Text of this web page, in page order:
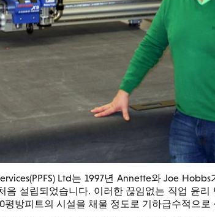
Ltd는 1997년 Annette와 Joe
음 설립되었습니다. 이러한 끊임없는 직업 윤리
평방피트의 시설을 채울 정도로 기하급수적으로